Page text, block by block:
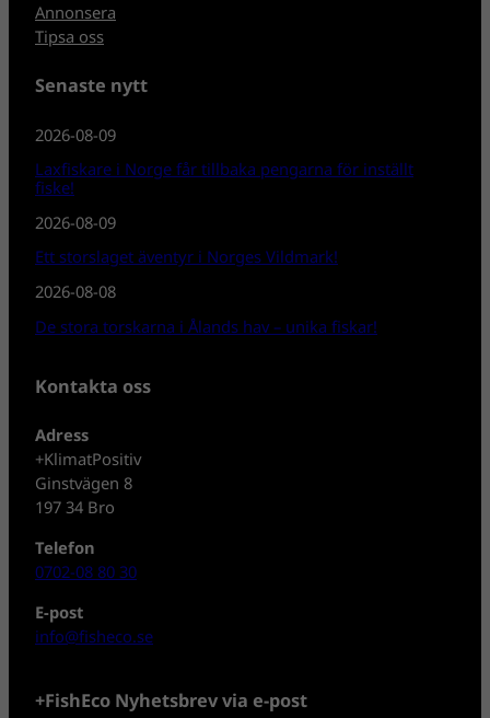
Annonsera
Tipsa oss
Senaste nytt
2026-08-09
Laxfiskare i Norge får tillbaka pengarna för inställt
fiske!
2026-08-09
Ett storslaget äventyr i Norges Vildmark!
2026-08-08
De stora torskarna i Ålands hav – unika fiskar!
Kontakta oss
Adress
+KlimatPositiv
Ginstvägen 8
197 34 Bro
Telefon
0702-08 80 30
E-post
info@fisheco.se
+FishEco Nyhetsbrev via e-post